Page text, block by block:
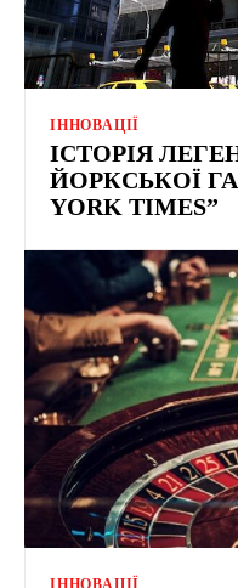
ІННОВАЦІЇ
ІСТОРІЯ
ЙОРКСЬКОЇ
YORK TIMES”
ІННОВАЦІЇ